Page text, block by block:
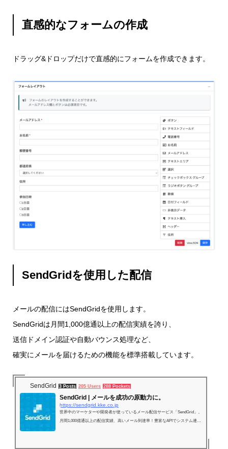
直感的なフォームの作成
ドラッグ&ドロップだけで直感的にフォームを作成できます。
SendGridを使用した配信
メールの配信にはSendGridを使用します。
SendGridは月間1,000億通以上の配信実績を誇り、
送信ドメイン認証や自動バウンス処理など、
確実にメールを届けるための機能を標準搭載しています。
SendGrid 3 Posts 205 Users 288 Pockets
SendGrid | メールを成功の原動力に。
https://sendgrid.kke.co.jp
世界中のマーケターや開発者が使っているメール配信サービス「SendGrid」。
月間1,000億通以上の配信実績、高いメール到達率！豊富なAPIでシステム連携